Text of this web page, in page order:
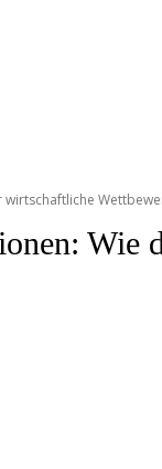
wirtschaftliche
Wie